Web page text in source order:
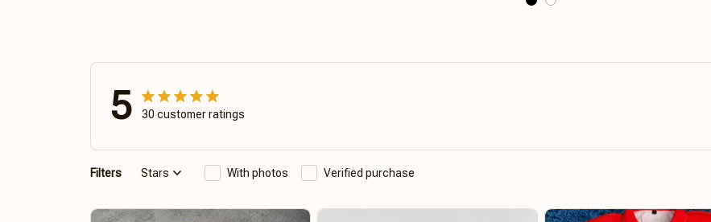
5 30 customer ratings
Filters Stars With photos Verified purchase